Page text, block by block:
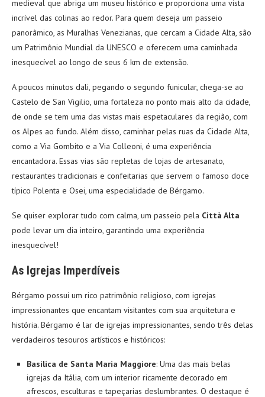
medieval que abriga um museu histórico e proporciona uma vista
incrível das colinas ao redor. Para quem deseja um passeio
panorâmico, as Muralhas Venezianas, que cercam a Cidade Alta, são
um Patrimônio Mundial da UNESCO e oferecem uma caminhada
inesquecível ao longo de seus 6 km de extensão.
A poucos minutos dali, pegando o segundo funicular, chega-se ao
Castelo de San Vigilio, uma fortaleza no ponto mais alto da cidade,
de onde se tem uma das vistas mais espetaculares da região, com
os Alpes ao fundo. Além disso, caminhar pelas ruas da Cidade Alta,
como a Via Gombito e a Via Colleoni, é uma experiência
encantadora. Essas vias são repletas de lojas de artesanato,
restaurantes tradicionais e confeitarias que servem o famoso doce
típico Polenta e Osei, uma especialidade de Bérgamo.
Se quiser explorar tudo com calma, um passeio pela Città Alta
pode levar um dia inteiro, garantindo uma experiência
inesquecível!
As Igrejas Imperdíveis
Bérgamo possui um rico patrimônio religioso, com igrejas
impressionantes que encantam visitantes com sua arquitetura e
história. Bérgamo é lar de igrejas impressionantes, sendo três delas
verdadeiros tesouros artísticos e históricos:
Basílica de Santa Maria Maggiore: Uma das mais belas
igrejas da Itália, com um interior ricamente decorado em
afrescos, esculturas e tapeçarias deslumbrantes. O destaque é